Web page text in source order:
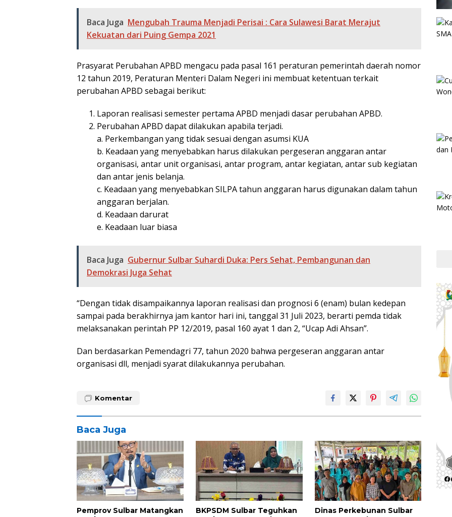
Baca Juga Mengubah Trauma Menjadi Perisai : Cara Sulawesi Barat Merajut
Kekuatan dari Puing Gempa 2021
Prasyarat Perubahan APBD mengacu pada pasal 161 peraturan pemerintah daerah nomor
12 tahun 2019, Peraturan Menteri Dalam Negeri ini membuat ketentuan terkait
perubahan APBD sebagai berikut:
Laporan realisasi semester pertama APBD menjadi dasar perubahan APBD.
Perubahan APBD dapat dilakukan apabila terjadi.
a. Perkembangan yang tidak sesuai dengan asumsi KUA
b. Keadaan yang menyebabkan harus dilakukan pergeseran anggaran antar
organisasi, antar unit organisasi, antar program, antar kegiatan, antar sub kegiatan
dan antar jenis belanja.
c. Keadaan yang menyebabkan SILPA tahun anggaran harus digunakan dalam tahun
anggaran berjalan.
d. Keadaan darurat
e. Keadaan luar biasa
Baca Juga Gubernur Sulbar Suhardi Duka: Pers Sehat, Pembangunan dan
Demokrasi Juga Sehat
“Dengan tidak disampaikannya laporan realisasi dan prognosi 6 (enam) bulan kedepan
sampai pada berakhirnya jam kantor hari ini, tanggal 31 Juli 2023, berarti pemda tidak
melaksanakan perintah PP 12/2019, pasal 160 ayat 1 dan 2, “Ucap Adi Ahsan”.
Dan berdasarkan Pemendagri 77, tahun 2020 bahwa pergeseran anggaran antar
organisasi dll, menjadi syarat dilakukannya perubahan.
Komentar
Baca Juga
Pemprov Sulbar Matangkan
BKPSDM Sulbar Teguhkan
Dinas Perkebunan Sulbar